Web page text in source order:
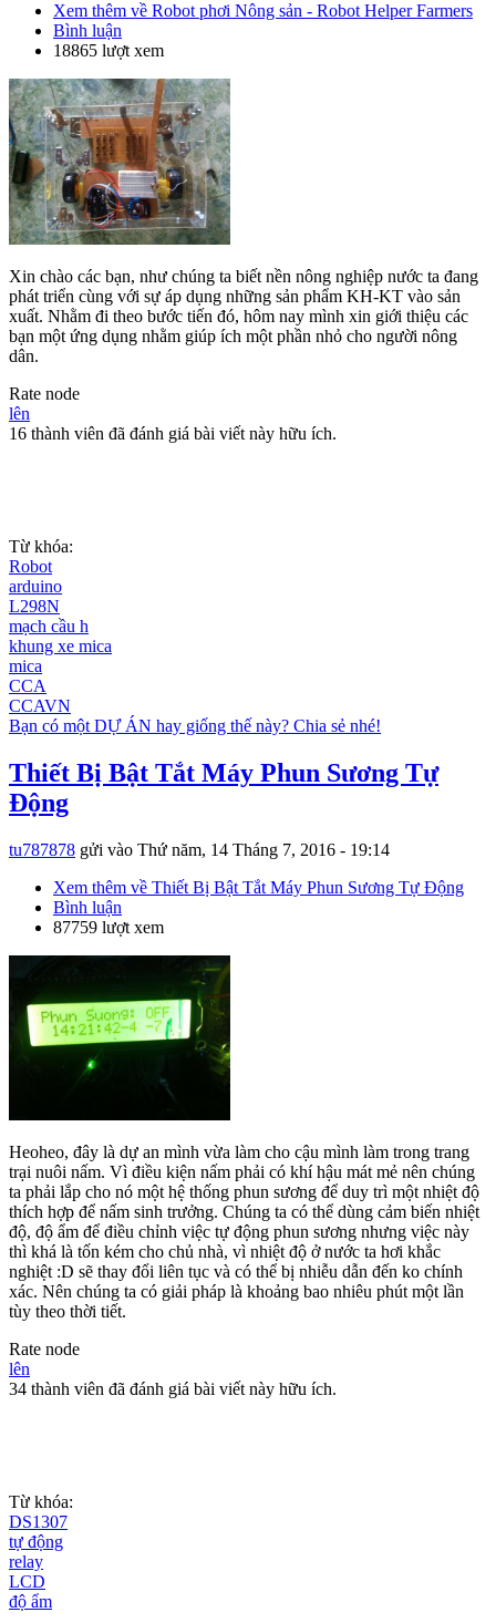
Xem thêm về Robot phơi Nông sản - Robot Helper Farmers
Bình luận
18865 lượt xem
Xin chào các bạn, như chúng ta biết nền nông nghiệp nước ta đang
phát triển cùng với sự áp dụng những sản phẩm KH-KT vào sản
xuất. Nhằm đi theo bước tiến đó, hôm nay mình xin giới thiệu các
bạn một ứng dụng nhằm giúp ích một phần nhỏ cho người nông
dân.
Rate node
lên
16 thành viên đã đánh giá bài viết này hữu ích.
Từ khóa:
Robot
arduino
L298N
mạch cầu h
khung xe mica
mica
CCA
CCAVN
Bạn có một DỰ ÁN hay giống thế này? Chia sẻ nhé!
Thiết Bị Bật Tắt Máy Phun Sương Tự
Động
tu787878 gửi vào Thứ năm, 14 Tháng 7, 2016 - 19:14
Xem thêm về Thiết Bị Bật Tắt Máy Phun Sương Tự Động
Bình luận
87759 lượt xem
Heoheo, đây là dự an mình vừa làm cho cậu mình làm trong trang
trại nuôi nấm. Vì điều kiện nấm phải có khí hậu mát mẻ nên chúng
ta phải lắp cho nó một hệ thống phun sương để duy trì một nhiệt độ
thích hợp để nấm sinh trưởng. Chúng ta có thể dùng cảm biến nhiệt
độ, độ ẩm để điều chỉnh việc tự động phun sương nhưng việc này
thì khá là tốn kém cho chủ nhà, vì nhiệt độ ở nước ta hơi khắc
nghiệt :D sẽ thay đổi liên tục và có thể bị nhiễu dẫn đến ko chính
xác. Nên chúng ta có giải pháp là khoảng bao nhiêu phút một lần
tùy theo thời tiết.
Rate node
lên
34 thành viên đã đánh giá bài viết này hữu ích.
Từ khóa:
DS1307
tự động
relay
LCD
độ ẩm